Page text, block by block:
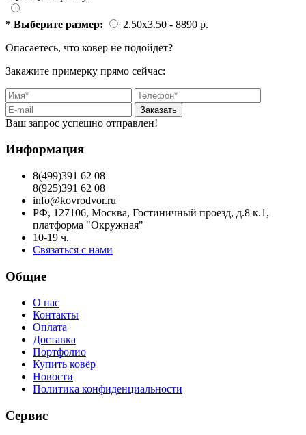
* Выберите размер: 2.50x3.50 - 8890 p.
Опасаетесь, что ковер не подойдет?
Закажите примерку прямо сейчас:
Заказать
Ваш запрос успешно отправлен!
Информация
8(499)391 62 08
8(925)391 62 08
info@kovrodvor.ru
РФ, 127106, Москва, Гостиничный проезд, д.8 к.1,
платформа "Окружная"
10-19 ч.
Связаться с нами
Общие
О нас
Контакты
Оплата
Доставка
Портфолио
Купить ковёр
Новости
Политика конфиденциальности
Сервис